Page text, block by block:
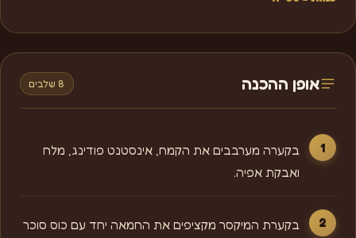
אופן ההכנה 8 שלבים
בקערה מערבבים את הקמח, אינסטנט פודינג, מלח
ואבקת אפיה.
בקערת המיקסר מקציפים את החמאה יחד עם כוס סוכר